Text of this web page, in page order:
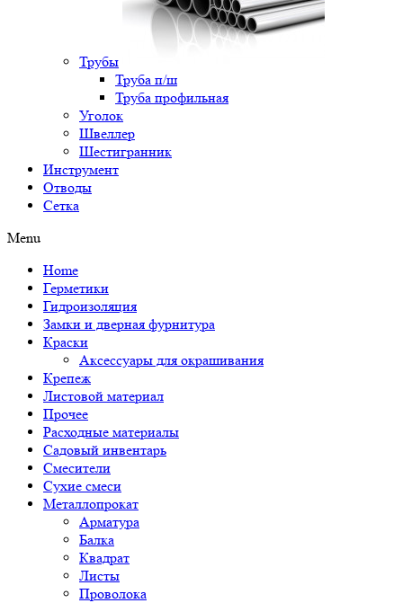
Трубы
Труба п/ш
Труба профильная
Уголок
Швеллер
Шестигранник
Инструмент
Отводы
Сетка
Menu
Home
Герметики
Гидроизоляция
Замки и дверная фурнитура
Краски
Аксессуары для окрашивания
Крепеж
Листовой материал
Прочее
Расходные материалы
Садовый инвентарь
Смесители
Сухие смеси
Металлопрокат
Арматура
Балка
Квадрат
Листы
Проволока